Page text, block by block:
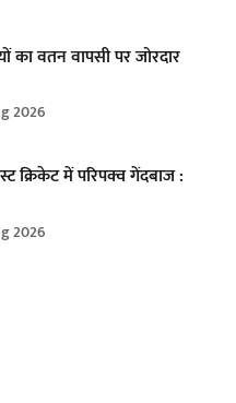
का वतन वापसी पर जोरदार
2026
क्रिकेट में परिपक्व गेंदबाज :
2026